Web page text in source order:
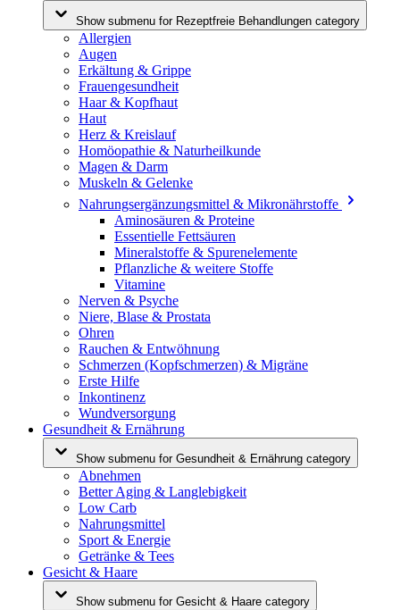
Show submenu for Rezeptfreie Behandlungen category
Allergien
Augen
Erkältung & Grippe
Frauengesundheit
Haar & Kopfhaut
Haut
Herz & Kreislauf
Homöopathie & Naturheilkunde
Magen & Darm
Muskeln & Gelenke
Nahrungsergänzungsmittel & Mikronährstoffe
Aminosäuren & Proteine
Essentielle Fettsäuren
Mineralstoffe & Spurenelemente
Pflanzliche & weitere Stoffe
Vitamine
Nerven & Psyche
Niere, Blase & Prostata
Ohren
Rauchen & Entwöhnung
Schmerzen (Kopfschmerzen) & Migräne
Erste Hilfe
Inkontinenz
Wundversorgung
Gesundheit & Ernährung
Show submenu for Gesundheit & Ernährung category
Abnehmen
Better Aging & Langlebigkeit
Low Carb
Nahrungsmittel
Sport & Energie
Getränke & Tees
Gesicht & Haare
Show submenu for Gesicht & Haare category